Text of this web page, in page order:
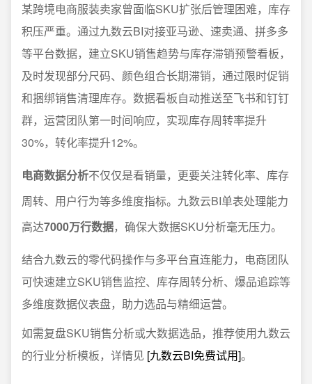
某跨境电商服装卖家曾面临SKU扩张后管理困难，库存
积压严重。通过九数云BI对接亚马逊、速卖通、拼多多
等平台数据，建立SKU销售趋势与库存滞销预警看板，
及时发现部分尺码、颜色组合长期滞销，通过限时促销
和捆绑销售清理库存。数据看板自动推送至飞书和钉钉
群，运营团队第一时间响应，实现库存周转率提升
30%，转化率提升12%。
电商数据分析不仅仅是看销量，更要关注转化率、库存
周转、用户行为等多维度指标。九数云BI单表处理能力
高达7000万行数据，确保大数据SKU分析毫无压力。
结合九数云的零代码操作与多平台直连能力，电商团队
可快速建立SKU销售监控、库存周转分析、爆品追踪等
多维度数据仪表盘，助力选品与精细运营。
如需复盘SKU销售分析或大数据选品，推荐使用九数云
的行业分析模板，详情见 [九数云BI免费试用]。